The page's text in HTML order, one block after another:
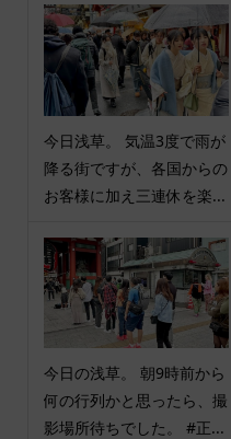
今日浅草。 気温3度で雨が
降る街ですが、各国からの
お客様に加え三連休を楽...
今日の浅草。 朝9時前から
何の行列かと思ったら、撮
影場所待ちでした。 #正...